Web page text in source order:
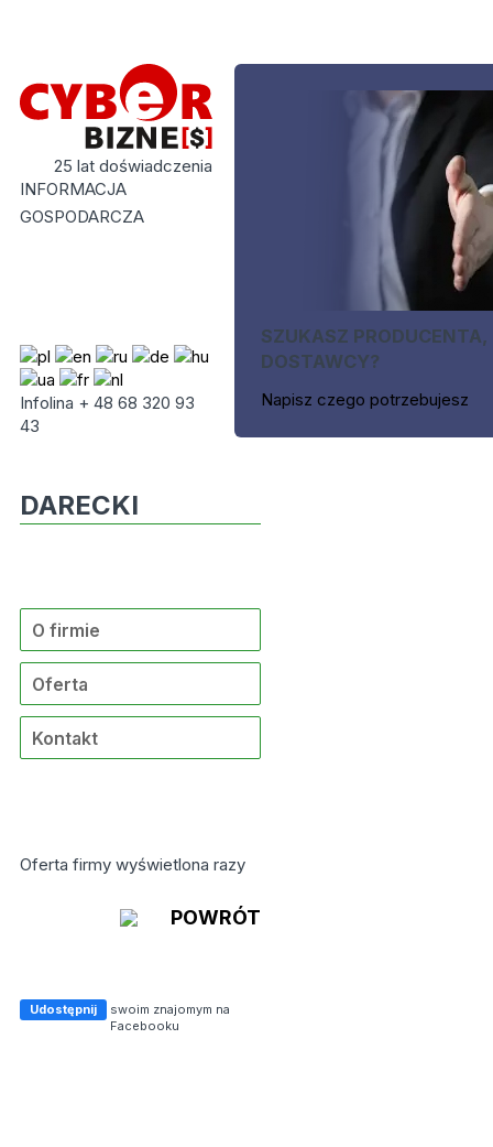
25 lat doświadczenia
INFORMACJA
GOSPODARCZA
Infolina + 48 68 320 93
43
SZUKASZ PRODUCENTA,
DOSTAWCY?
Napisz czego potrzebujesz
DARECKI
O firmie
Oferta
Kontakt
Oferta firmy wyświetlona razy
POWRÓT
Udostępnij
swoim znajomym na
Facebooku